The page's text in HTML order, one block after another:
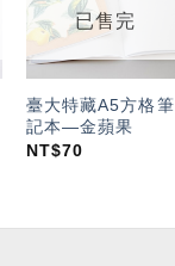
已售完
臺大特藏A5方格筆
記本—金蘋果
NT$70